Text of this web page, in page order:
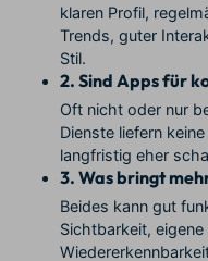
klaren Profil,
Trends, guter
Stil.
2. Sind Apps für
Oft nicht oder nur
Dienste liefern
langfristig eher
3. Was bringt
Beides kann gut
Sichtbarkeit,